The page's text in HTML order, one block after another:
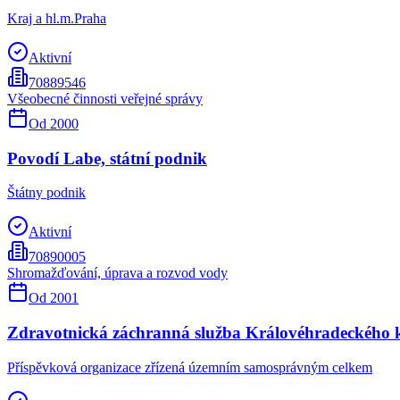
Kraj a hl.m.Praha
Aktivní
70889546
Všeobecné činnosti veřejné správy
Od 2000
Povodí Labe, státní podnik
Štátny podnik
Aktivní
70890005
Shromažďování, úprava a rozvod vody
Od 2001
Zdravotnická záchranná služba Královéhradeckého
Příspěvková organizace zřízená územním samosprávným celkem